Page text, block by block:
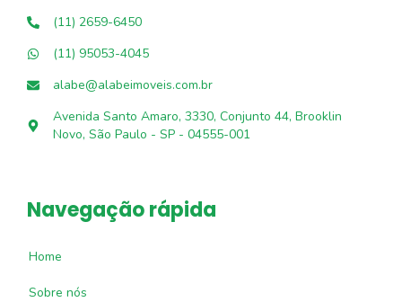
(11) 2659-6450
(11) 95053-4045
alabe@alabeimoveis.com.br
Avenida Santo Amaro, 3330, Conjunto 44, Brooklin
Novo, São Paulo - SP - 04555-001
Navegação rápida
Home
Sobre nós